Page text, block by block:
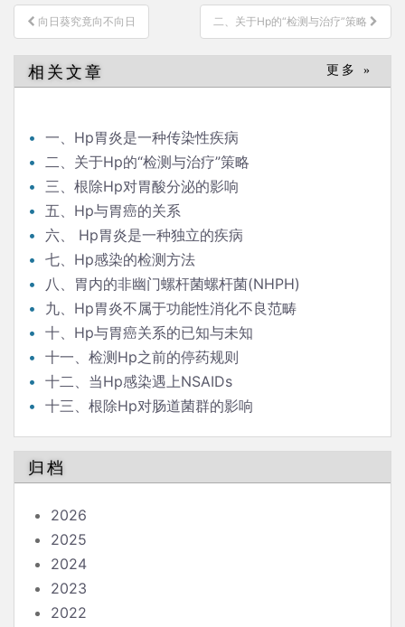
文
章
导
航
向日葵究竟向不向日 二、关于Hp的“检测与治疗”策略
相关文章 更多 »
一、Hp胃炎是一种传染性疾病
二、关于Hp的“检测与治疗”策略
三、根除Hp对胃酸分泌的影响
五、Hp与胃癌的关系
六、 Hp胃炎是一种独立的疾病
七、Hp感染的检测方法
八、胃内的非幽门螺杆菌螺杆菌(NHPH)
九、Hp胃炎不属于功能性消化不良范畴
十、Hp与胃癌关系的已知与未知
十一、检测Hp之前的停药规则
十二、当Hp感染遇上NSAIDs
十三、根除Hp对肠道菌群的影响
归档
2026
2025
2024
2023
2022